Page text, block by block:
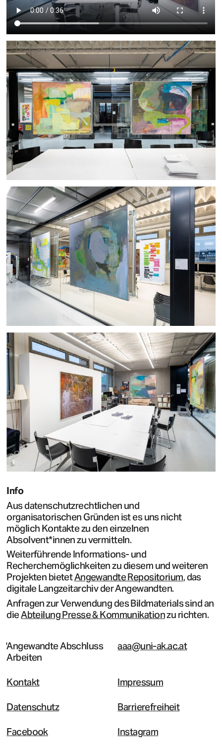
Info
Aus datenschutzrechtlichen und
organisatorischen Gründen ist es uns nicht
möglich Kontakte zu den einzelnen
Absolvent*innen zu vermitteln.
Weiterführende Informations- und
Recherchemöglichkeiten zu diesem und weiteren
Projekten bietetAngewandte Repositorium, das
digitale Langzeitarchiv der Angewandten.
Anfragen zur Verwendung des Bildmaterials sind an
dieAbteilung Presse & Kommunikationzu richten.
Angewandte Abschluss
Arbeiten
aaa@uni-ak.ac.at
Kontakt Impressum
Datenschutz Barrierefreiheit
Facebook Instagram